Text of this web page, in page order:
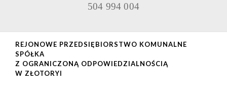
504 994 004
REJONOWE PRZEDSIĘBIORSTWO KOMUNALNE
SPÓŁKA
Z OGRANICZONĄ ODPOWIEDZIALNOŚCIĄ
W ZŁOTORYI